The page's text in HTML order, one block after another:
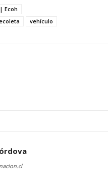
Ecoh
vehículo